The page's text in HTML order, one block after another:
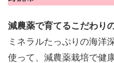
減農薬で育てるこだわり
ミネラルたっぷりの海洋
使って、減農薬栽培で健